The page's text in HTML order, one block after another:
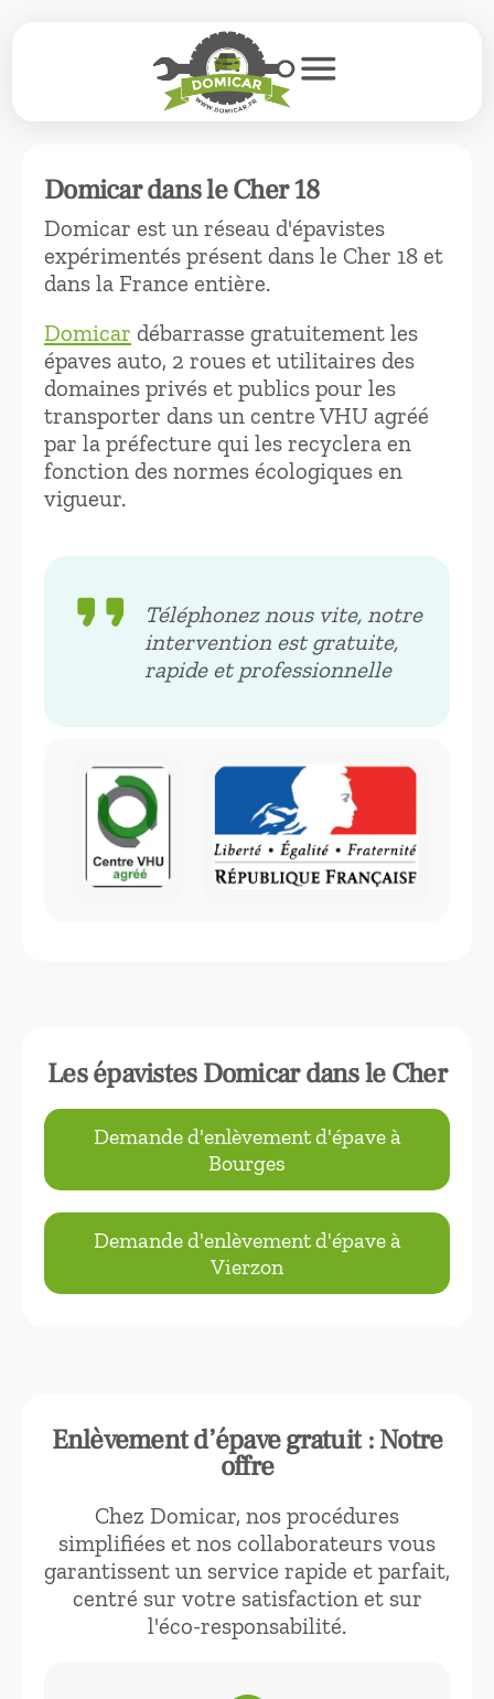
menu
Domicar dans le Cher 18
Domicar est un réseau d'épavistes
expérimentés présent dans le Cher 18 et
dans la France entière.
Domicar débarrasse gratuitement les
épaves auto, 2 roues et utilitaires des
domaines privés et publics pour les
transporter dans un centre VHU agréé
par la préfecture qui les recyclera en
fonction des normes écologiques en
vigueur.
format_quote
Téléphonez nous vite, notre
intervention est gratuite,
rapide et professionnelle
Les épavistes Domicar dans le Cher
Demande d'enlèvement d'épave à
Bourges
Demande d'enlèvement d'épave à
Vierzon
Enlèvement d’épave gratuit : Notre
offre
Chez Domicar, nos procédures
simplifiées et nos collaborateurs vous
garantissent un service rapide et parfait,
centré sur votre satisfaction et sur
l'éco-responsabilité.